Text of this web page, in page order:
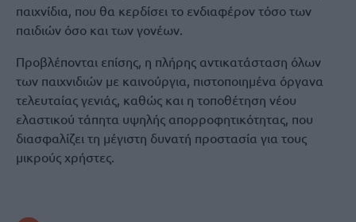
παιχνίδια, που θα κερδίσει το ενδιαφέρον τόσο των
παιδιών όσο και των γονέων.
Προβλέπονται επίσης, η πλήρης αντικατάσταση όλων
των παιχνιδιών με καινούργια, πιστοποιημένα όργανα
τελευταίας γενιάς, καθώς και η τοποθέτηση νέου
ελαστικού τάπητα υψηλής απορροφητικότητας, που
διασφαλίζει τη μέγιστη δυνατή προστασία για τους
μικρούς χρήστες.